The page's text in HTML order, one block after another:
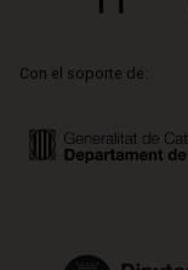
Con el soporte de: